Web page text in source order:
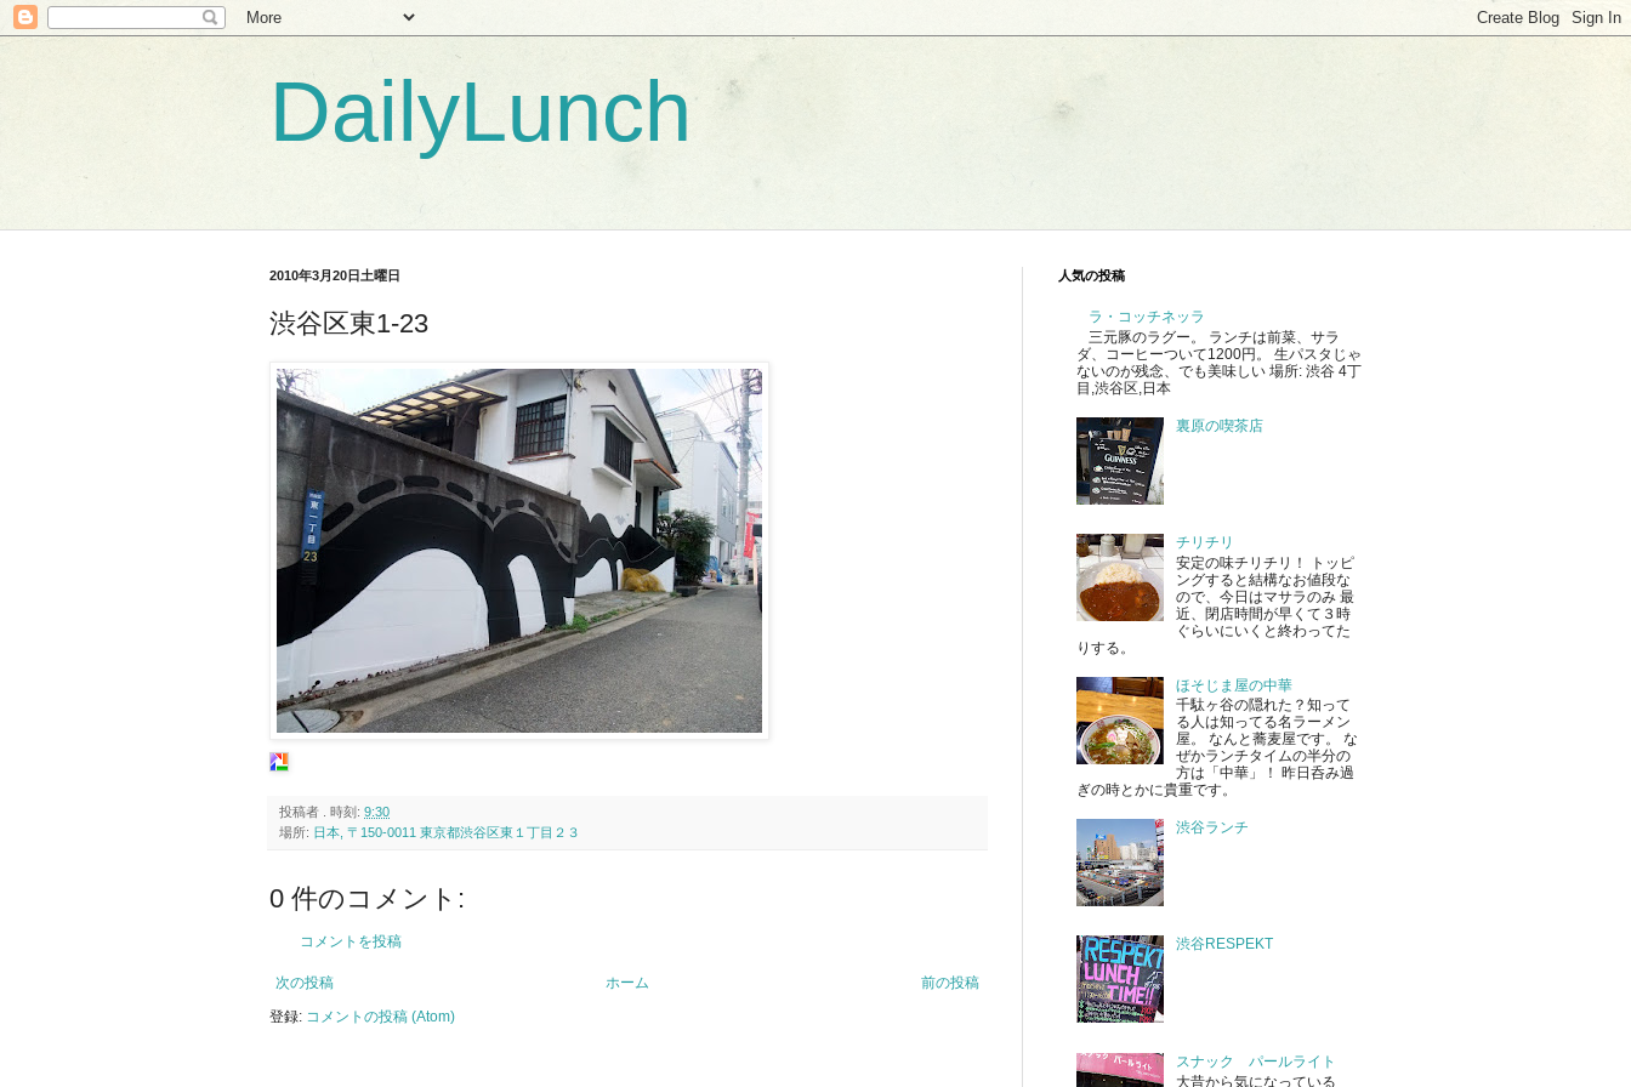
DailyLunch
2010年3月20日土曜日
渋谷区東1-23
投稿者 時刻: 9:30
場所: 日本, 〒150-0011 東京都渋谷区東１丁目２３
0 件のコメント:
コメントを投稿
次の投稿 前の投稿
ホーム
登録: コメントの投稿 (Atom)
人気の投稿
ラ・コッチネッラ
三元豚のラグー。 ランチは前菜、サラ
ダ、コーヒーついて1200円。 生パスタじゃ
ないのが残念、でも美味しい 場所: 渋谷 4丁
目,渋谷区,日本
裏原の喫茶店
チリチリ
安定の味チリチリ！ トッピ
ングすると結構なお値段な
ので、今日はマサラのみ 最
近、閉店時間が早くて３時
ぐらいにいくと終わってた
りする。
ほそじま屋の中華
千駄ヶ谷の隠れた？知って
る人は知ってる名ラーメン
屋。 なんと蕎麦屋です。 な
ぜかランチタイムの半分の
方は「中華」！ 昨日呑み過
ぎの時とかに貴重です。
渋谷ランチ
渋谷RESPEKT
スナック パールライト
大昔から気になっている